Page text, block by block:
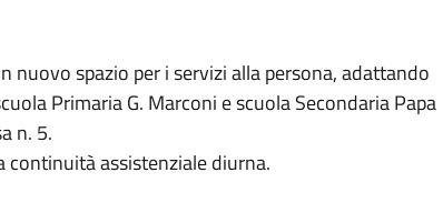
nuovo spazio per i servizi alla persona, adattando
Primaria G. Marconi e scuola Secondaria Papa
n. 5.
continuità assistenziale diurna.